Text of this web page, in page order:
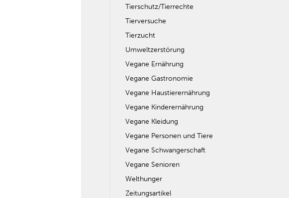
Tierschutz/Tierrechte
Tierversuche
Tierzucht
Umweltzerstörung
Vegane Ernährung
Vegane Gastronomie
Vegane Haustierernährung
Vegane Kinderernährung
Vegane Kleidung
Vegane Personen und Tiere
Vegane Schwangerschaft
Vegane Senioren
Welthunger
Zeitungsartikel